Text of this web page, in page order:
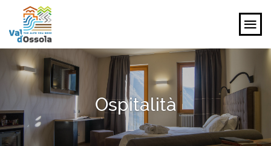
SCOPRI
VIVI
PIANIFICA
Ospitalità